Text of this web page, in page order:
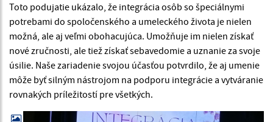
Toto podujatie ukázalo, že integrácia osôb so špeciálnymi
potrebami do spoločenského a umeleckého života je nielen
možná, ale aj veľmi obohacujúca. Umožňuje im nielen získať
nové zručnosti, ale tiež získať sebavedomie a uznanie za svoje
úsilie. Naše zariadenie svojou účasťou potvrdilo, že aj umenie
môže byť silným nástrojom na podporu integrácie a vytváranie
rovnakých príležitostí pre všetkých.